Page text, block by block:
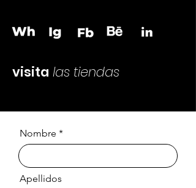
visita las tiendas
Nombre
Apellidos